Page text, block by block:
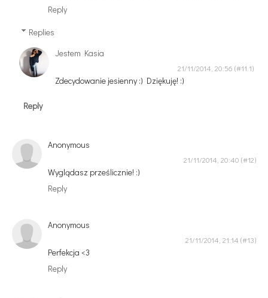
Reply
Replies
Jestem Kasia
21/11/2014, 20:56
Zdecydowanie jesienny :) Dziękuję! :)
Reply
Anonymous
21/11/2014, 20:40
Wyglądasz prześlicznie! :)
Reply
Anonymous
21/11/2014, 21:14
Perfekcja <3
Reply